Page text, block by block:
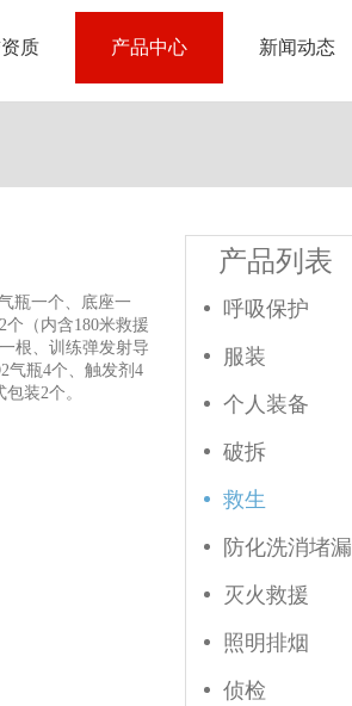
质 产品中心 新闻动态
瓶一个、底座一
（内含180米救援
根、训练弹发射导
气瓶4个、触发剂4
装2个。
产品列表
呼吸保护
服装
个人装备
破拆
救生
防化洗消堵漏
灭火救援
照明排烟
侦检